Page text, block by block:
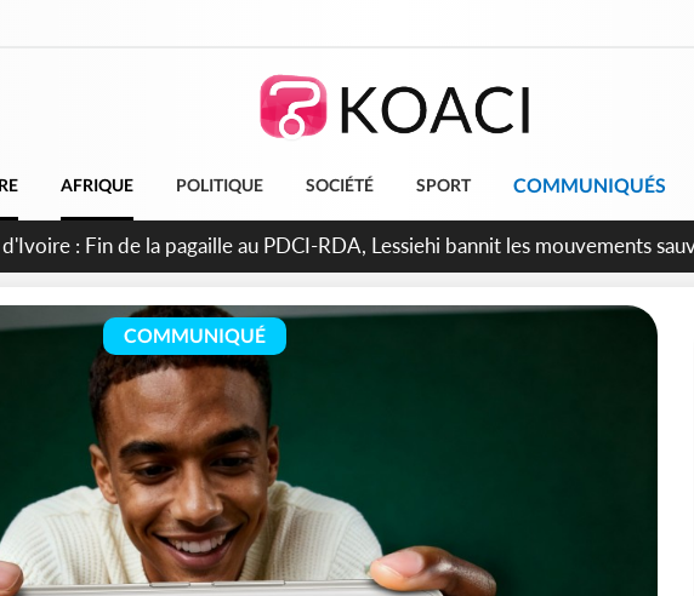
AFRIQUE POLITIQUE SOCIÉTÉ SPORT COMMUNIQUÉS
: Ouattara promet des sanctions contre les déguerpissements illégaux
COMMUNIQUÉ